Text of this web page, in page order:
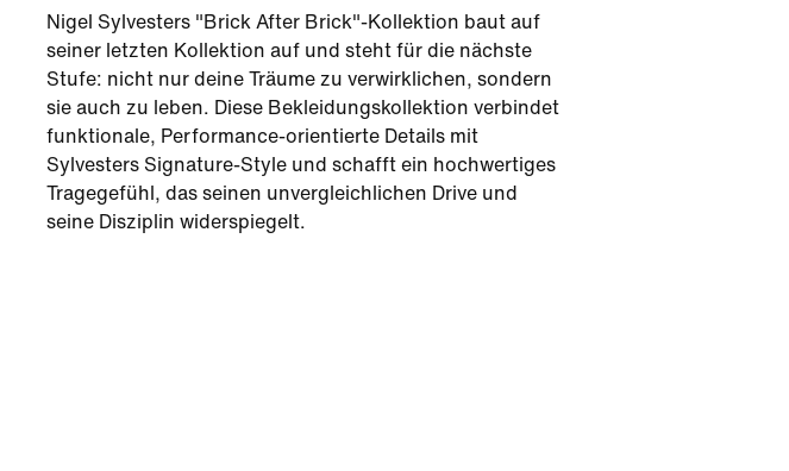
Nigel Sylvesters "Brick After Brick"-Kollektion baut auf
seiner letzten Kollektion auf und steht für die nächste
Stufe: nicht nur deine Träume zu verwirklichen, sondern
sie auch zu leben. Diese Bekleidungskollektion verbindet
funktionale, Performance-orientierte Details mit
Sylvesters Signature-Style und schafft ein hochwertiges
Tragegefühl, das seinen unvergleichlichen Drive und
seine Disziplin widerspiegelt.